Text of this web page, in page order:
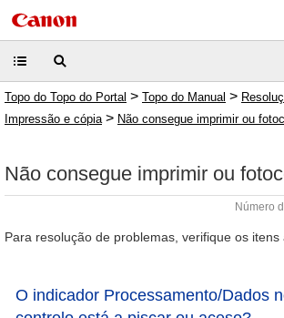
Topo do Topo do Portal > Topo do Manual >
Impressão e cópia > Não consegue imprimir ou
Não consegue imprimir ou
Número
Para resolução de problemas, verifique os itens
O indicador Processamento/Dados